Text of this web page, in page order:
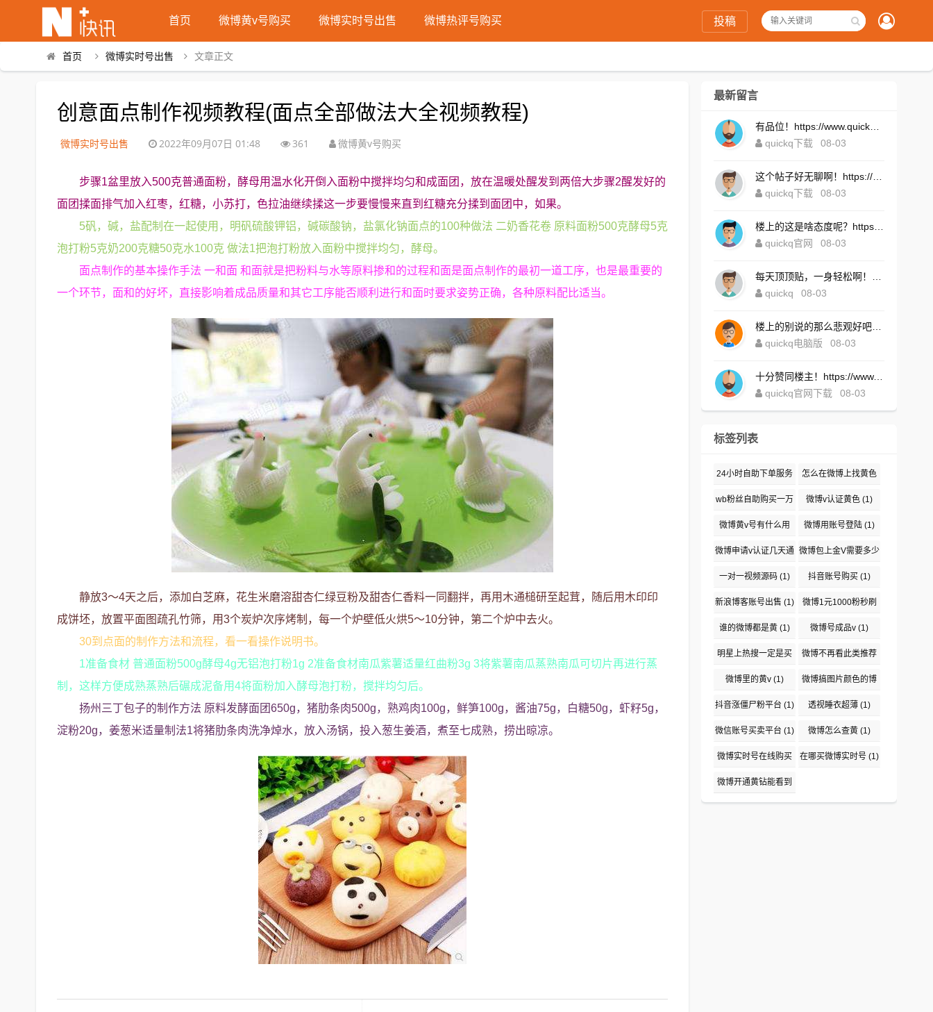
首页 微博黄v号购买 微博实时号出售 微博热评号购买 投稿
首页 微博实时号出售 文章正文
创意面点制作视频教程(面点全部做法大全视频教程)
微博实时号出售 2022年09月07日 01:48 361 微博黄v号购买
步骤1盆里放入500克普通面粉，酵母用温水化开倒入面粉中搅拌均匀和成面团，放在温暖处醒发到两倍大步骤2醒发好的
面团揉面排气加入红枣，红糖，小苏打，色拉油继续揉这一步要慢慢来直到红糖充分揉到面团中，如果。
5矾，碱，盐配制在一起使用，明矾硫酸钾铝，碱碳酸钠，盐氯化钠面点的100种做法 二奶香花卷 原料面粉500克酵母5克
泡打粉5克奶200克糖50克水100克 做法1把泡打粉放入面粉中搅拌均匀，酵母。
面点制作的基本操作手法 一和面 和面就是把粉料与水等原料掺和的过程和面是面点制作的最初一道工序，也是最重要的
一个环节，面和的好坏，直接影响着成品质量和其它工序能否顺利进行和面时要求姿势正确，各种原料配比适当。
静放3～4天之后，添加白芝麻，花生米磨溶甜杏仁绿豆粉及甜杏仁香料一同翻拌，再用木通槌研至起茸，随后用木印印
成饼坯，放置平面图疏孔竹筛，用3个炭炉次序烤制，每一个炉壁低火烘5～10分钟，第二个炉中去火。
30到点面的制作方法和流程，看一看操作说明书。
1准备食材 普通面粉500g酵母4g无铝泡打粉1g 2准备食材南瓜紫薯适量红曲粉3g 3将紫薯南瓜蒸熟南瓜可切片再进行蒸
制，这样方便成熟蒸熟后碾成泥备用4将面粉加入酵母泡打粉，搅拌均匀后。
扬州三丁包子的制作方法 原料发酵面团650g，猪肋条肉500g，熟鸡肉100g，鲜笋100g，酱油75g，白糖50g，虾籽5g，
淀粉20g，姜葱米适量制法1将猪肋条肉洗净焯水，放入汤锅，投入葱生姜酒，煮至七成熟，捞出晾凉。
最新留言
quickq下载
08-03
quickq下载
08-03
quickq官网
08-03
quickq
08-03
quickq电脑版
08-03
十分赞同楼主！https://www.quickqxi.com/
quickq官网下载
08-03
标签列表
24小时自助下单服务
(1)
怎么在微博上找黄色
(1)
wb粉丝自助购买一万
(1)
微博v认证黄色 (1)
微博黄v号有什么用
(1)
微博用账号登陆 (1)
微博申请v认证几天通
过(1)
微博包上金V需要多少
钱(1)
一对一视频源码 (1) 抖音账号购买 (1)
新浪博客账号出售 (1) 微博1元1000粉秒刷
(1)
谁的微博都是黄 (1) 微博号成品v (1)
明星上热搜一定是买
吗(1)
微博不再看此类推荐
(1)
微博里的黄v (1) 微博搞图片颜色的博
主盘点(1)
抖音涨僵尸粉平台 (1) 透视睡衣超薄 (1)
微信账号买卖平台 (1) 微博怎么查黄 (1)
微博实时号在线购买
平台(1)
在哪买微博实时号 (1)
微博开通黄钻能看到
说访问了吗(1)